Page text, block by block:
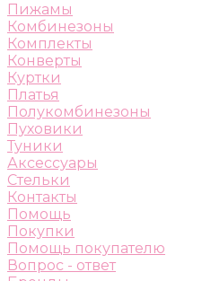
Пижамы
Комбинезоны
Комплекты
Конверты
Куртки
Платья
Полукомбинезоны
Пуховики
Туники
Аксессуары
Стельки
Контакты
Помощь
Покупки
Помощь покупателю
Вопрос - ответ